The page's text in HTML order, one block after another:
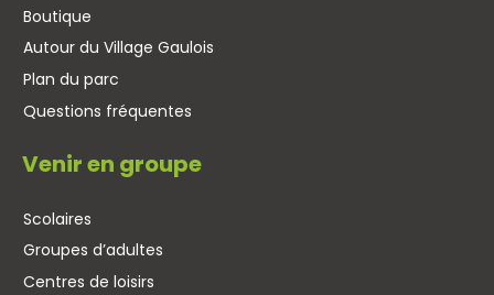
Boutique
Autour du Village Gaulois
Plan du parc
Questions fréquentes
Venir en groupe
Scolaires
Groupes d’adultes
Centres de loisirs